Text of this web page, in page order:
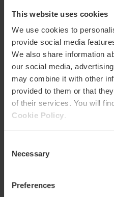
This website uses cookies
We use cookies to
provide social media
We also share information
our social media,
may combine it with other
provided to them or that
of their services. You will
Cookie Policy
Necessary
Preferences
Hotaru: su
tiene un precio
delicias como
calamar con
de atún rojo y
wagyuque se
Mamma Pazzo:
tan aventurero
tradicional, esta
disfrutar de
fresca
ossobuco. Y